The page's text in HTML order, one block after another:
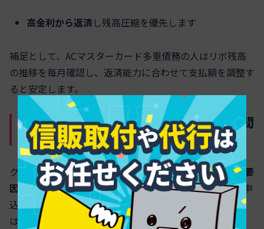
高金利から返済 し残高圧縮を優先します
補足として、ACマスターカード多重債務の人はリボ残高
の推移を毎月確認し、返済能力に合わせて支払額を調整す
ると安定します。
多重申込で審査に落ちないための申込間
隔の見極め方
クレジットやローンの短期多重申込は審査の大きな減点要
因です。信用情報には申込履歴が残り、短期間に複数の申
込があると資金繰り悪化のサインと見なされます。目安
は、同一カテゴリの申込は最低でも1〜3カ月空ける こ